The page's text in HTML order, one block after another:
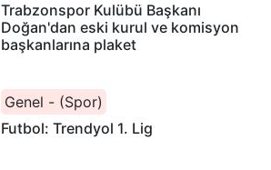
Trabzonspor Kulübü Başkanı
Doğan'dan eski kurul ve komisyon
başkanlarına plaket
Genel - (Spor)
Futbol: Trendyol 1. Lig